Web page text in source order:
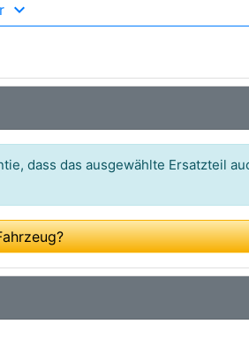
dass das ausgewählte Ersatzteil